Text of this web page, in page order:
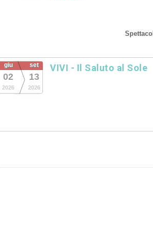
giu
02
2026
set
13
2026
VIVI - Il Saluto al Sole